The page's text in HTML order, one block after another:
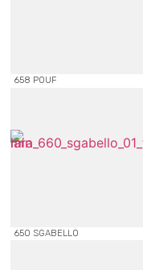
658 POUF
650 SGABELLO